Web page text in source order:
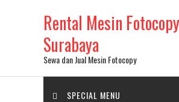
Rental Mesin Fotocopy
Surabaya
Sewa dan Jual Mesin Fotocopy
SPECIAL MENU